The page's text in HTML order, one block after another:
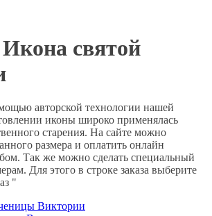
святой
авторской технологии нашей
иконы широко применялась
старения. На сайте можно
размера и оплатить онлайн
Так же можно сделать специальный
Для этого в строке заказа выберите
"